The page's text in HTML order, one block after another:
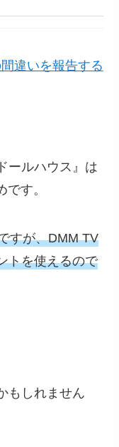
違いを報告する
ールハウス』は
す。
すが、DMM TV
トを使えるので
もしれません